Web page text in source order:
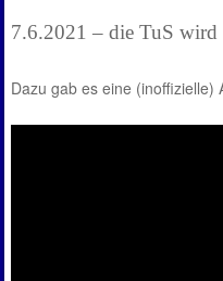
7.6.2021 – die TuS wird
Dazu gab es eine (inoffizielle)